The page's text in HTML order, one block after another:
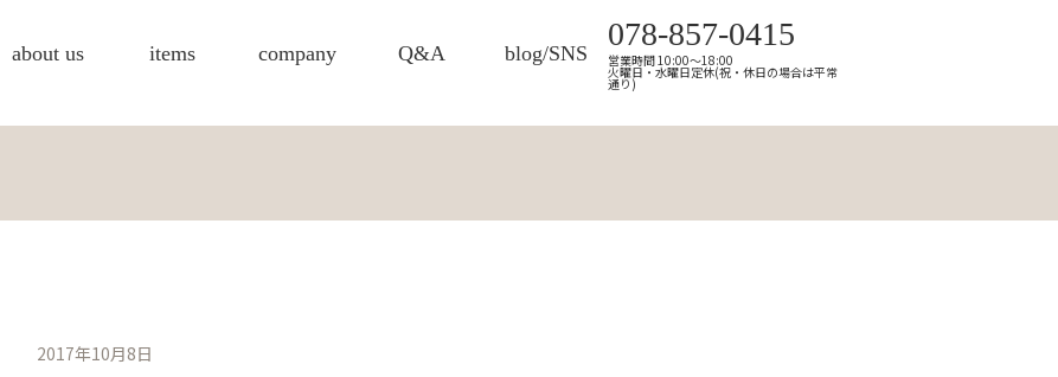
about us items company Q&A blog/SNS
078-857-0415
営業時間 10:00～18:00
火曜日・水曜日定休(祝・休日の場合は平常
通り)
2017年10月8日